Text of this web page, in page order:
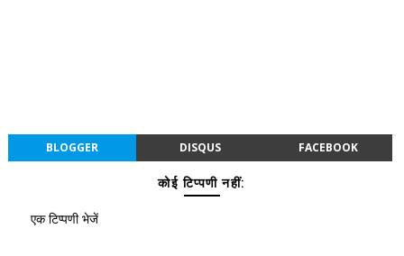
BLOGGER DISQUS FACEBOOK
कोई टिप्पणी नहीं:
एक टिप्पणी भेजें